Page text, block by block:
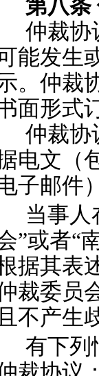
第八条
仲裁协
能发生
。仲裁
面形式
仲裁协
电文（
子邮件
当事人
”或者“
据其表
裁委员
不产生
有下列